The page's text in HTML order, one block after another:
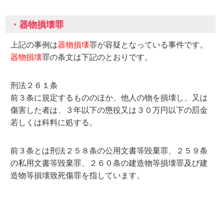
・器物損壊罪
上記の事例は器物損壊罪が容疑となっている事件です。
器物損壊罪の条文は下記のとおりです。
刑法２６１条
前３条に規定するもののほか、他人の物を損壊し、又は
傷害した者は、３年以下の懲役又は３０万円以下の罰金
若しくは科料に処する。
前３条とは刑法２５８条の公用文書等毀棄罪、２５９条
の私用文書等毀棄罪、２６０条の建造物等損壊罪及び建
造物等損壊致死傷罪を指しています。